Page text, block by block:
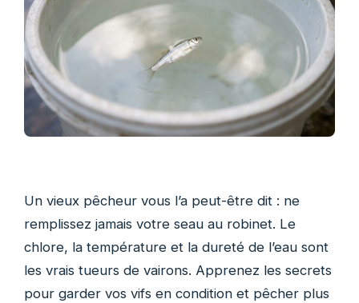
Un vieux pêcheur vous l’a peut-être dit : ne
remplissez jamais votre seau au robinet. Le
chlore, la température et la dureté de l’eau sont
les vrais tueurs de vairons. Apprenez les secrets
pour garder vos vifs en condition et pêcher plus